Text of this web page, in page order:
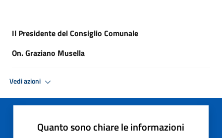
Il Presidente del Consiglio Comunale
On. Graziano Musella
Vedi azioni
Quanto sono chiare le informazioni